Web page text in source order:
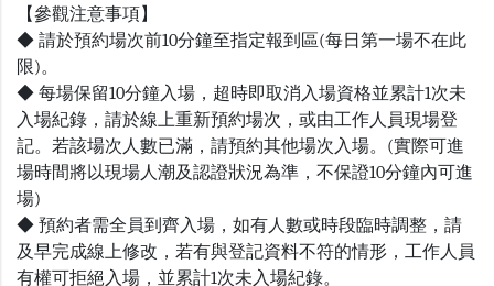
【參觀注意事項】
◆ 請於預約場次前10分鐘至指定報到區(每日第一場不在此
限)。
◆ 每場保留10分鐘入場，超時即取消入場資格並累計1次未
入場紀錄，請於線上重新預約場次，或由工作人員現場登
記。若該場次人數已滿，請預約其他場次入場。(實際可進
場時間將以現場人潮及認證狀況為準，不保證10分鐘內可進
場)
◆ 預約者需全員到齊入場，如有人數或時段臨時調整，請
及早完成線上修改，若有與登記資料不符的情形，工作人員
有權可拒絕入場，並累計1次未入場紀錄。